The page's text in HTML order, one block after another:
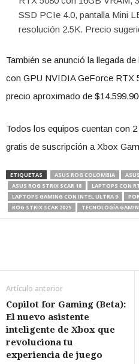
SSD PCIe 4.0, pantalla Mini
resolución 2.5K. Precio
También se anunció la llegada de
con GPU NVIDIA GeForce RTX
precio aproximado de
Todos los equipos cuentan con
gratis de suscripción a Xbox
ETIQUETAS ASUS ROG COLOMBIA
ASUS ROG STRIX SCAR 18
LAPTOPS CON
LAPTOPS GAMING CON INTEL ULTRA 9
ROG STRIX SCAR 2025
TECNOLOGÍA
Artículo anterior
Copilot for Gaming (Beta):
El nuevo asistente
inteligente de Xbox que
revoluciona tu
experiencia de juego